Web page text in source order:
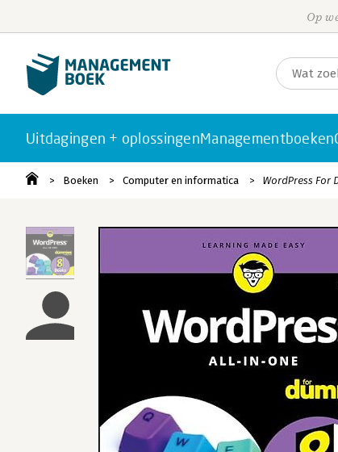
Op
Uitdagingen + oplossingenManagementboeken
Boeken Computer en informatica WordPress For